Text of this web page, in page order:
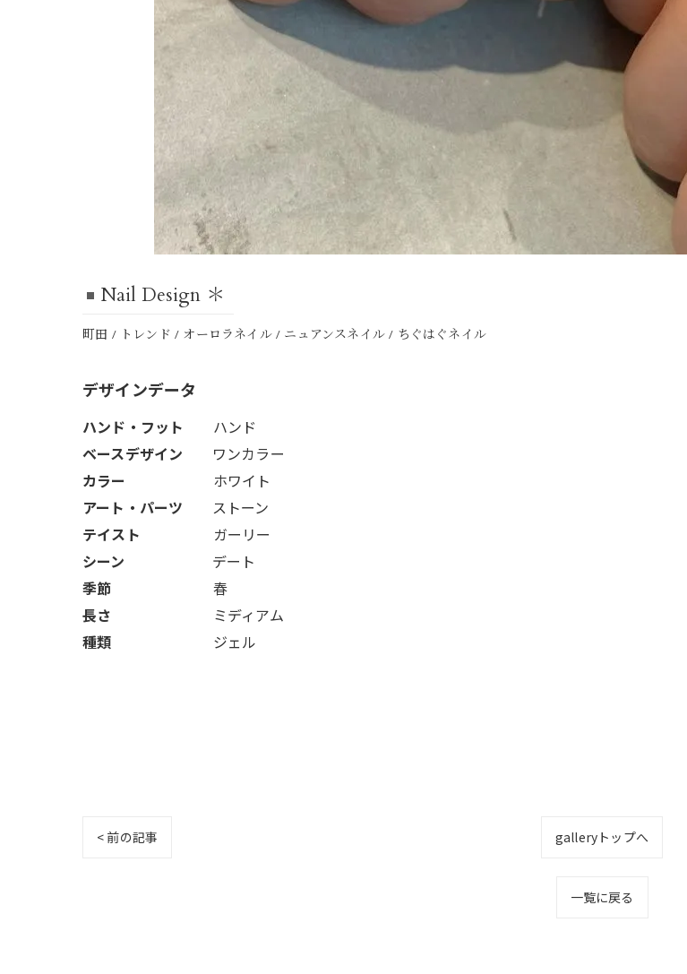
Nail Design ＊
町田 / トレンド / オーロラネイル / ニュアンスネイル / ちぐはぐネイル
デザインデータ
ハンド・フット ハンド
ベースデザイン ワンカラー
カラー ホワイト
アート・パーツ ストーン
テイスト ガーリー
シーン デート
季節 春
長さ ミディアム
種類 ジェル
< 前の記事 galleryトップへ
一覧に戻る